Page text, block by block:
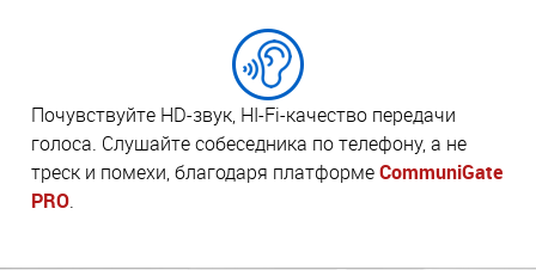
Почувствуйте HD-звук, HI-Fi-качество передачи
голоса. Слушайте собеседника по телефону, а не
треск и помехи, благодаря платформеCommuniGate
PRO.